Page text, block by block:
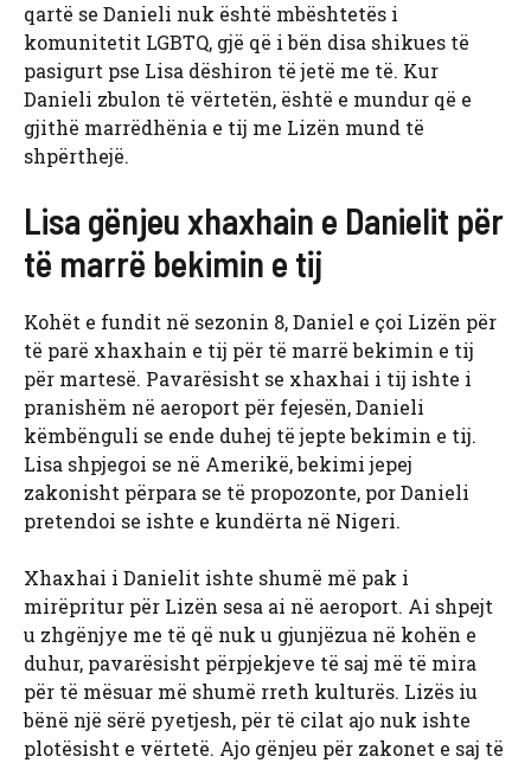
qartë se Danieli nuk është mbështetës i
komunitetit LGBTQ, gjë që i bën disa shikues të
pasigurt pse Lisa dëshiron të jetë me të. Kur
Danieli zbulon të vërtetën, është e mundur që e
gjithë marrëdhënia e tij me Lizën mund të
shpërthejë.
Lisa gënjeu xhaxhain e Danielit për
të marrë bekimin e tij
Kohët e fundit në sezonin 8, Daniel e çoi Lizën për
të parë xhaxhain e tij për të marrë bekimin e tij
për martesë. Pavarësisht se xhaxhai i tij ishte i
pranishëm në aeroport për fejesën, Danieli
këmbënguli se ende duhej të jepte bekimin e tij.
Lisa shpjegoi se në Amerikë, bekimi jepej
zakonisht përpara se të propozonte, por Danieli
pretendoi se ishte e kundërta në Nigeri.
Xhaxhai i Danielit ishte shumë më pak i
mirëpritur për Lizën sesa ai në aeroport. Ai shpejt
u zhgënjye me të që nuk u gjunjëzua në kohën e
duhur, pavarësisht përpjekjeve të saj më të mira
për të mësuar më shumë rreth kulturës. Lizës iu
bënë një sërë pyetjesh, për të cilat ajo nuk ishte
plotësisht e vërtetë. Ajo gënjeu për zakonet e saj të